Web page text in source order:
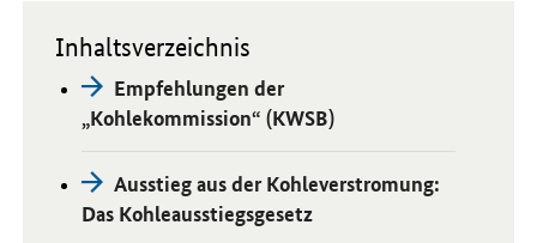
Inhaltsverzeichnis
Empfehlungen der
„Kohlekommission“ (KWSB)
Ausstieg aus der Kohleverstromung:
Das Kohleausstiegsgesetz